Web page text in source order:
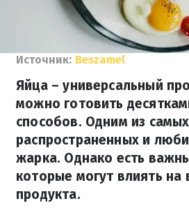
Источник: Beszamel
Яйца – универсальный
можно готовить
способов. Одним из самых
распространенных и
жарка. Однако есть
которые могут влиять на
продукта.